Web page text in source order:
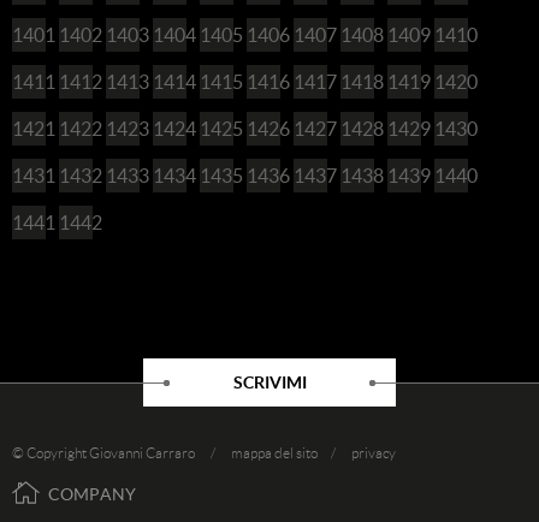
1401 1402 1403 1404 1405 1406 1407 1408 1409 1410
1411 1412 1413 1414 1415 1416 1417 1418 1419 1420
1421 1422 1423 1424 1425 1426 1427 1428 1429 1430
1431 1432 1433 1434 1435 1436 1437 1438 1439 1440
1441 1442
SCRIVIMI
© Copyright Giovanni Carraro / mappa del sito / privacy
COMPANY